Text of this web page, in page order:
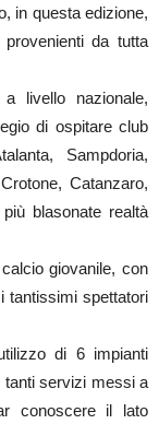
in questa edizione,
da tutta
livello nazionale,
di ospitare club
Sampdoria,
Catanzaro,
blasonate realtà
giovanile, con
tantissimi spettatori
di 6 impianti
tanti servizi messi a
conoscere il lato